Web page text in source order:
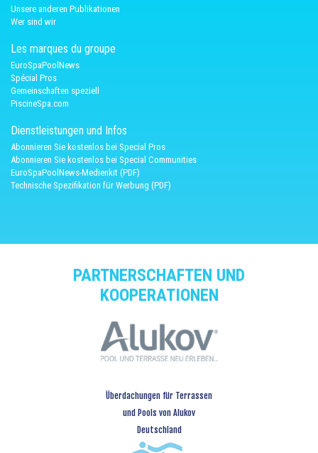
Unsere anderen Publikationen
Wer sind wir
Les marques du groupe
EuroSpaPoolNews
Spécial Pros
Gemeinschaften speziell
PiscineSpa.com
Dienstleistungen und Infos
Abonnieren Sie kostenlos bei Special Pros
Abonnieren Sie kostenlos bei Special Communities
EuroSpaPoolNews-Medienkit (PDF)
Technische Spezifikation für Werbung (PDF)
PARTNERSCHAFTEN UND
KOOPERATIONEN
Überdachungen für Terrassen
und Pools von Alukov
Deutschland